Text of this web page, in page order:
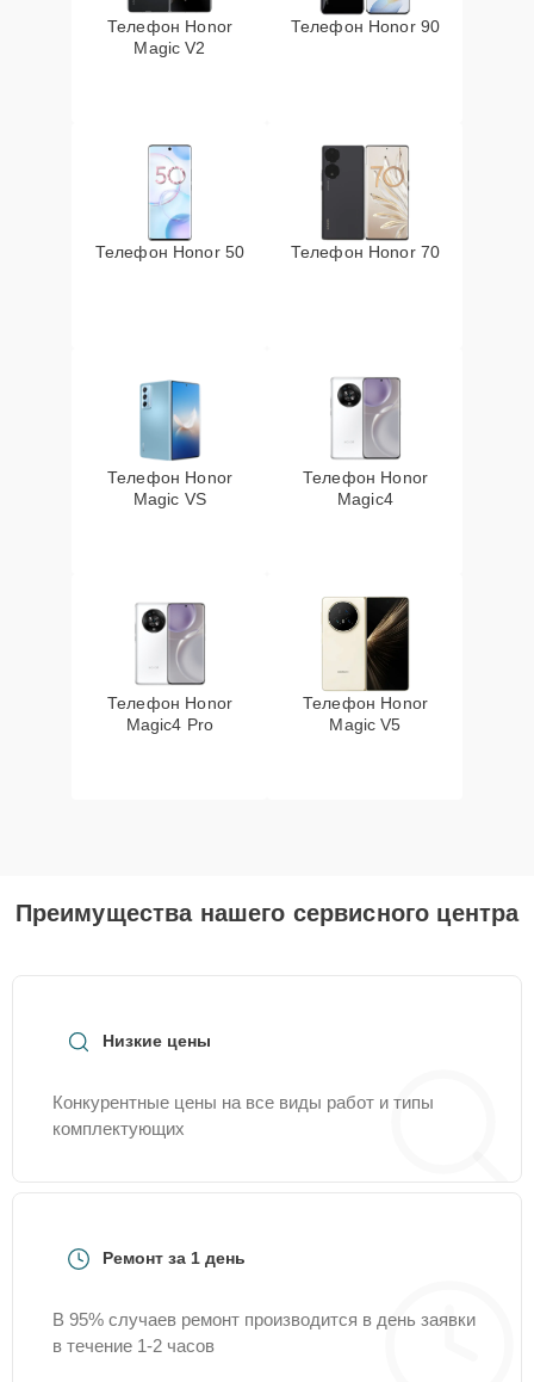
Телефон Honor
Magic V2
Телефон Honor 90
Телефон Honor 50 Телефон Honor 70
Телефон Honor
Magic VS
Телефон Honor
Magic4
Телефон Honor
Magic4 Pro
Телефон Honor
Magic V5
Преимущества нашего сервисного центра
Низкие цены
Конкурентные цены на все виды работ и типы
комплектующих
Ремонт за 1 день
В 95% случаев ремонт производится в день заявки
в течение 1-2 часов